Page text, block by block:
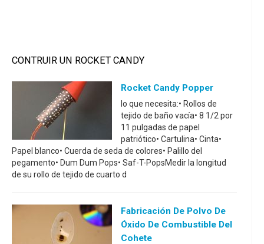
CONTRUIR UN ROCKET CANDY
Rocket Candy Popper
lo que necesita:• Rollos de
tejido de baño vacía• 8 1/2 por
11 pulgadas de papel
patriótico• Cartulina• Cinta•
Papel blanco• Cuerda de seda de colores• Palillo del
pegamento• Dum Dum Pops• Saf-T-PopsMedir la longitud
de su rollo de tejido de cuarto d
Fabricación De Polvo De
Óxido De Combustible Del
Cohete